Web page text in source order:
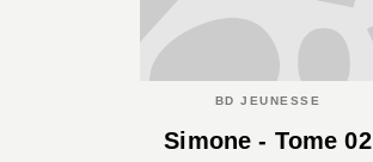
BD JEUNESSE
Simone - Tome 02